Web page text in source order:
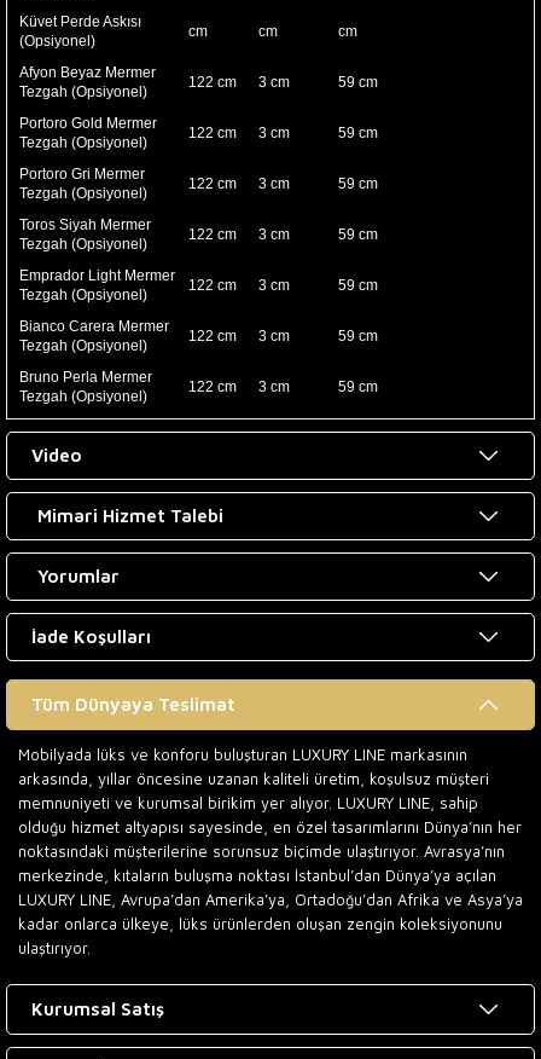
Küvet Perde Askısı
(Opsiyonel)
cm cm cm
Afyon Beyaz Mermer
Tezgah (Opsiyonel)
122 cm 3 cm 59 cm
Portoro Gold Mermer
Tezgah (Opsiyonel)
122 cm 3 cm 59 cm
Portoro Gri Mermer
Tezgah (Opsiyonel)
122 cm 3 cm 59 cm
Toros Siyah Mermer
Tezgah (Opsiyonel)
122 cm 3 cm 59 cm
Emprador Light Mermer
Tezgah (Opsiyonel)
122 cm 3 cm 59 cm
Bianco Carera Mermer
Tezgah (Opsiyonel)
122 cm 3 cm 59 cm
Bruno Perla Mermer
Tezgah (Opsiyonel)
122 cm 3 cm 59 cm
Video
Mimari Hizmet Talebi
Yorumlar
İade Koşulları
Tüm Dünyaya Teslimat
Mobilyada lüks ve konforu buluşturan LUXURY LINE markasının
arkasında, yıllar öncesine uzanan kaliteli üretim, koşulsuz müşteri
memnuniyeti ve kurumsal birikim yer alıyor. LUXURY LINE, sahip
olduğu hizmet altyapısı sayesinde, en özel tasarımlarını Dünya’nın her
noktasındaki müşterilerine sorunsuz biçimde ulaştırıyor. Avrasya’nın
merkezinde, kıtaların buluşma noktası İstanbul’dan Dünya’ya açılan
LUXURY LINE, Avrupa’dan Amerika’ya, Ortadoğu’dan Afrika ve Asya’ya
kadar onlarca ülkeye, lüks ürünlerden oluşan zengin koleksiyonunu
ulaştırıyor.
Kurumsal Satış